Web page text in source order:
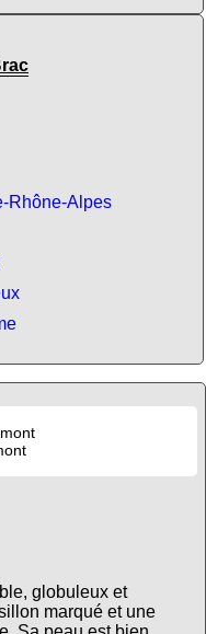
Rhône-Alpes
globuleux et
marqué et une